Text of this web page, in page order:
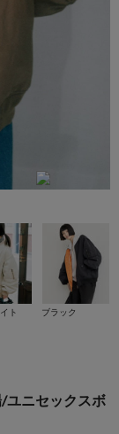
ト ブラック
ユニセックスボ